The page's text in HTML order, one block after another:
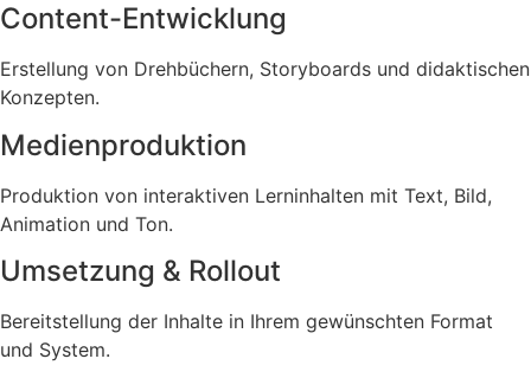
Content-Entwicklung
Erstellung von Drehbüchern, Storyboards und didaktischen
Konzepten.
Medienproduktion
Produktion von interaktiven Lerninhalten mit Text, Bild,
Animation und Ton.
Umsetzung & Rollout
Bereitstellung der Inhalte in Ihrem gewünschten Format
und System.